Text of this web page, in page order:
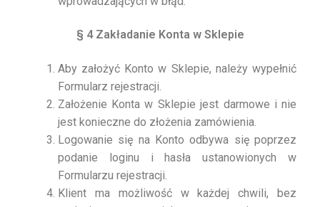
§ 4 Zakładanie Konta w Sklepie
Aby założyć Konto w Sklepie, należy wypełnić
Formularz rejestracji.
Założenie Konta w Sklepie jest darmowe i nie
jest konieczne do złożenia zamówienia.
Logowanie się na Konto odbywa się poprzez
podanie loginu i hasła ustanowionych w
Formularzu rejestracji.
Klient ma możliwość w każdej chwili, bez